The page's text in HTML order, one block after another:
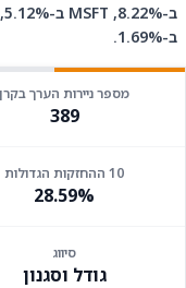
ב-1.69%.
מספר ניירות הערך בקרן
389
10 ההחזקות הגדולות
28.59%
סיווג
גודל וסגנון